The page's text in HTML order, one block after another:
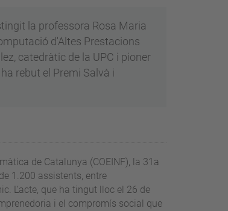
la professora Rosa Maria
d'Altes Prestacions
catedràtic de la UPC i pioner
rebut el Premi Salvà i
de Catalunya (COEINF), la 31a
1.200 assistents, entre
L’acte, que ha tingut lloc el 26 de
i el compromís social que